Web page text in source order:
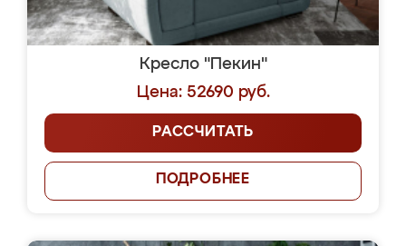
Кресло "Пекин"
Цена: 52690 руб.
РАССЧИТАТЬ
ПОДРОБНЕЕ